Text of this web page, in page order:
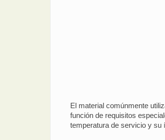
El material comúnmente
función de requisitos
temperatura de servicio y su